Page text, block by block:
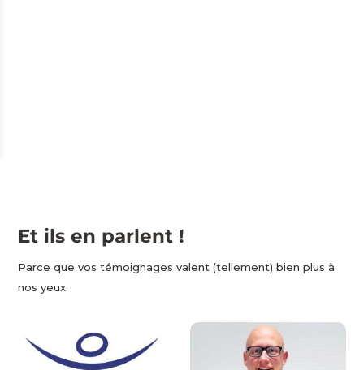
Et ils en parlent !
Parce que vos témoignages valent (tellement) bien plus à
nos yeux.